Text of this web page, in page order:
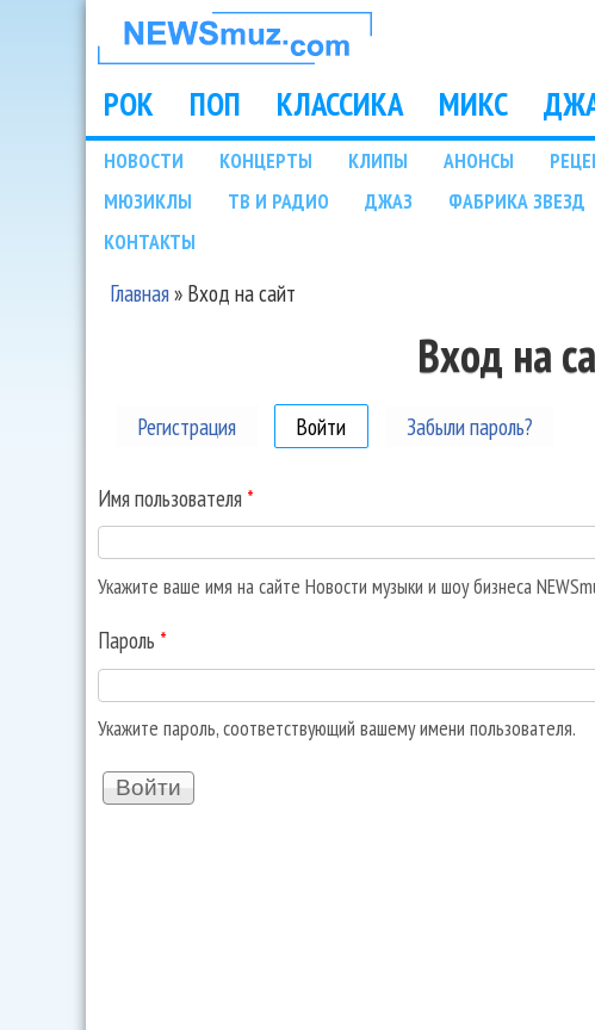
НОВОСТИ
МУЗЫКИ И
ШОУ БИЗНЕСА
NEWSMUZ.COM
Main menu
РОК ПОП КЛАССИКА МИКС
Подразделы
НОВОСТИ КОНЦЕРТЫ КЛИПЫ АНОНСЫ
МЮЗИКЛЫ
ТВ И РАДИО ДЖАЗ ФАБРИКА ЗВЕЗД
КОНТАКТЫ
Вы здесь
Главная» Вход на сайт
Вход на
Регистрация Войти (активная вкладка)
Забыли пароль?
Имя пользователя *
Укажите ваше имя на сайте Новости музыки и шоу бизнеса
Пароль *
Укажите пароль, соответствующий вашему имени пользователя.